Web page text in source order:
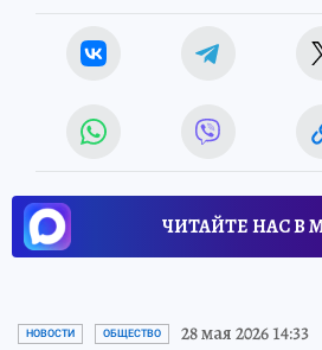
ЧИТАЙТЕ НАС В
НОВОСТИ ОБЩЕСТВО 28 мая 2026 14:33